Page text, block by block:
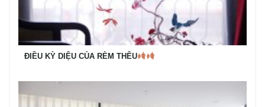
ĐIỀU KỲ DIỆU CỦA RÈM THÊU